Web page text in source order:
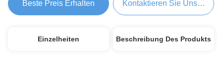
Beste Preis Erhalten Kontaktieren Sie Uns Jetzt
Einzelheiten Beschreibung Des Produkts